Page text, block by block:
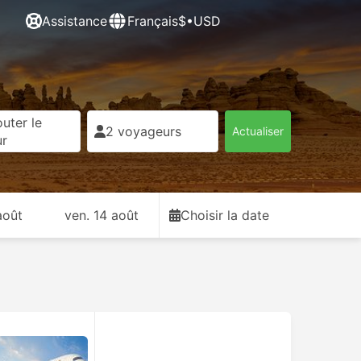
Assistance Français$•USD
le
2 voyageurs Actualiser
ven. 14 août Choisir la date